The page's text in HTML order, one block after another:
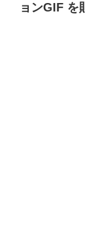
ョンGIF を